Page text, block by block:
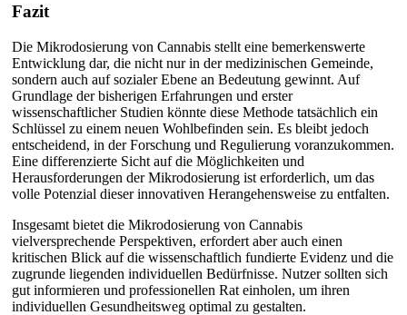
Fazit
Die Mikrodosierung von Cannabis stellt eine bemerkenswerte
Entwicklung dar, die nicht nur in der medizinischen Gemeinde,
sondern auch auf sozialer Ebene an Bedeutung gewinnt. Auf
Grundlage der bisherigen Erfahrungen und erster
wissenschaftlicher Studien könnte diese Methode tatsächlich ein
Schlüssel zu einem neuen Wohlbefinden sein. Es bleibt jedoch
entscheidend, in der Forschung und Regulierung voranzukommen.
Eine differenzierte Sicht auf die Möglichkeiten und
Herausforderungen der Mikrodosierung ist erforderlich, um das
volle Potenzial dieser innovativen Herangehensweise zu entfalten.
Insgesamt bietet die Mikrodosierung von Cannabis
vielversprechende Perspektiven, erfordert aber auch einen
kritischen Blick auf die wissenschaftlich fundierte Evidenz und die
zugrunde liegenden individuellen Bedürfnisse. Nutzer sollten sich
gut informieren und professionellen Rat einholen, um ihren
individuellen Gesundheitsweg optimal zu gestalten.